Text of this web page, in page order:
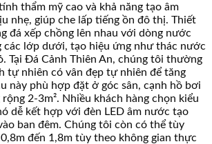
thẩm mỹ cao và khả năng tạo âm
nhẹ, giúp che lấp tiếng ồn đô thị. Thiết
đá xếp chồng lên nhau với dòng nước
các lớp dưới, tạo hiệu ứng như thác nước
Tại Đá Cảnh Thiên An, chúng tôi thường
tự nhiên có vân đẹp tự nhiên để tăng
này phù hợp đặt ở góc sân, cạnh hồ bơi
2-3m². Nhiều khách hàng chọn kiểu
dễ kết hợp với đèn LED âm nước tạo
ban đêm. Chúng tôi còn có thể tùy
đến 1,8m tùy theo không gian thực